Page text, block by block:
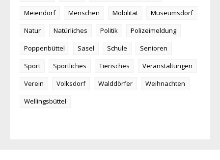
Meiendorf
Menschen Mobilität
Museumsdorf
Natur
Natürliches Politik
Polizeimeldung
Poppenbüttel
Sasel Schule
Senioren
Sport
Sportliches Tierisches
Veranstaltungen
Verein
Volksdorf Walddörfer
Weihnachten
Wellingsbüttel